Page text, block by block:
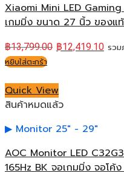
Xiaomi Mini LED
เกมมิ่ง ขนาด 27 นิ้ว ของแ
฿13,799.00 ฿12,419.10 รวม
หยิบใส่ตะกร้า
Quick View
สินค้าหมดแล้ว
Monitor 25" - 29"
AOC Monitor LED
165Hz BK จอเกมมิ่ง จอโ